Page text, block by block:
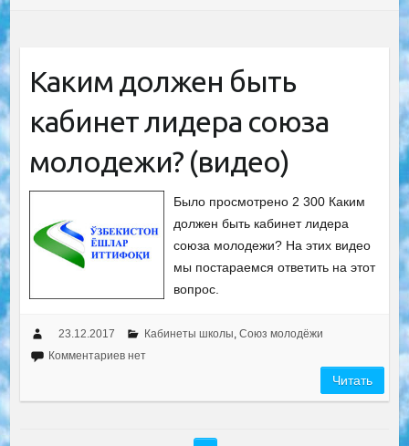
Каким должен быть
кабинет лидера союза
молодежи? (видео)
Было просмотрено 2 300 Каким
должен быть кабинет лидера
союза молодежи? На этих видео
мы постараемся ответить на этот
вопрос.
23.12.2017 Кабинеты школы, Союз молодёжи
Комментариев нет
Читать